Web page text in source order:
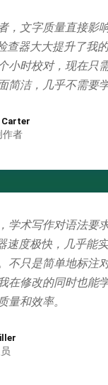
，文字质量直接影
查器大大提升了我
小时校对，现在只
简洁，几乎不需要
Carter
作者
学术写作对语法要
速度极快，几乎能
不只是简单地标注
在修改的同时也能
量和效率。